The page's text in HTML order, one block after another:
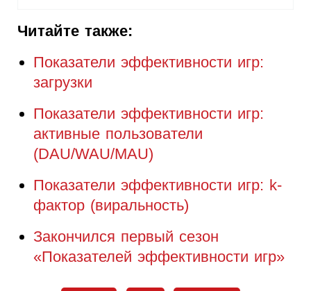
Читайте также:
Показатели эффективности игр:
загрузки
Показатели эффективности игр:
активные пользователи
(DAU/WAU/MAU)
Показатели эффективности игр: k-
фактор (виральность)
Закончился первый сезон
«Показателей эффективности игр»